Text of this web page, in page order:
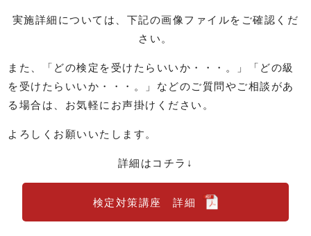
実施詳細については、下記の画像ファイルをご確認くだ
さい。
また、「どの検定を受けたらいいか・・・。」「どの級
を受けたらいいか・・・。」などのご質問やご相談があ
る場合は、お気軽にお声掛けください。
よろしくお願いいたします。
詳細はコチラ↓
検定対策講座 詳細